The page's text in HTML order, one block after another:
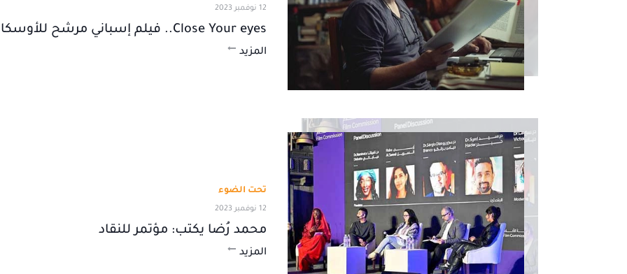
12 نوفمبر 2023
Close Your eyes.. فيلم إسباني مرشح للأوسكار
المزيد
تحت الضوء
12 نوفمبر 2023
محمد رُضا يكتب: مؤتمر للنقاد
المزيد